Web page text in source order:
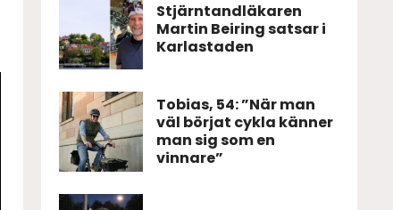
Stjärntandläkaren
Martin Beiring satsar i
Karlastaden
Tobias, 54: ”När man
väl börjat cykla känner
man sig som en
vinnare”